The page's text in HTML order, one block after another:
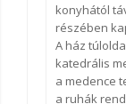
konyhától
részében
A ház
katedrális
a medence
a ruhák